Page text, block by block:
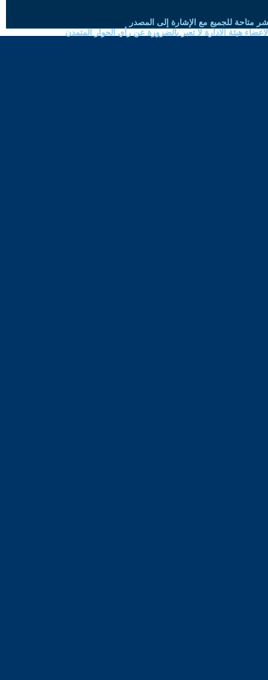
متاحة للجميع مع الإشارة إلى المصدر
هيئة الادارة لا تعبر بالضرورة عن رأي الحوار المتمدن